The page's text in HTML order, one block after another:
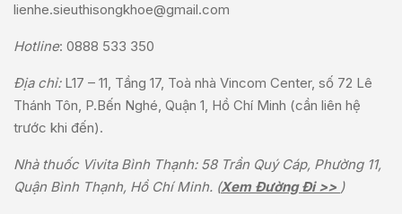
lienhe.sieuthisongkhoe@gmail.com
Hotline: 0888 533 350
Địa chỉ: L17 – 11, Tầng 17, Toà nhà Vincom Center, số 72 Lê
Thánh Tôn, P.Bến Nghé, Quận 1, Hồ Chí Minh (cần liên hệ
trước khi đến).
Nhà thuốc Vivita Bình Thạnh: 58 Trần Quý Cáp, Phường 11,
Quận Bình Thạnh, Hồ Chí Minh. (Xem Đường Đi >> )